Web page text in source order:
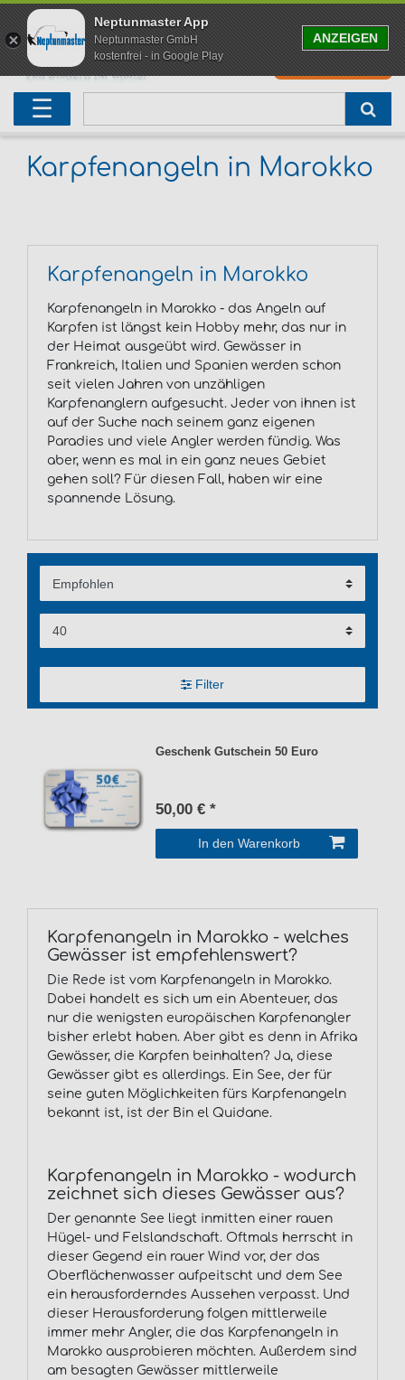
☰
Karpfenangeln in Marokko
Karpfenangeln in Marokko
Karpfenangeln in Marokko - das Angeln auf
Karpfen ist längst kein Hobby mehr, das nur in
der Heimat ausgeübt wird. Gewässer in
Frankreich, Italien und Spanien werden schon
seit vielen Jahren von unzähligen
Karpfenanglern aufgesucht. Jeder von ihnen ist
auf der Suche nach seinem ganz eigenen
Paradies und viele Angler werden fündig. Was
aber, wenn es mal in ein ganz neues Gebiet
gehen soll? Für diesen Fall, haben wir eine
spannende Lösung.
Filter
Geschenk Gutschein 50 Euro
50,00 € *
In den Warenkorb
Karpfenangeln in Marokko - welches
Gewässer ist empfehlenswert?
Die Rede ist vom Karpfenangeln in Marokko.
Dabei handelt es sich um ein Abenteuer, das
nur die wenigsten europäischen Karpfenangler
bisher erlebt haben. Aber gibt es denn in Afrika
Gewässer, die Karpfen beinhalten? Ja, diese
Gewässer gibt es allerdings. Ein See, der für
seine guten Möglichkeiten fürs Karpfenangeln
bekannt ist, ist der Bin el Quidane.
Karpfenangeln in Marokko - wodurch
zeichnet sich dieses Gewässer aus?
Der genannte See liegt inmitten einer rauen
Hügel- und Felslandschaft. Oftmals herrscht in
dieser Gegend ein rauer Wind vor, der das
Oberflächenwasser aufpeitscht und dem See
ein herausforderndes Aussehen verpasst. Und
dieser Herausforderung folgen mittlerweile
immer mehr Angler, die das Karpfenangeln in
Marokko ausprobieren möchten. Außerdem sind
am besagten Gewässer mittlerweile
Neu eingetroffen
Angelset
Geschenke für Angler
Karpfenruten
Freilaufrollen
Karpfenmontagen
Abhakmatte
weitere
Raubfischrute
Köderfischrute
Köderfischsenke
weitere
Forellenruten
Forellenposen
Forellenköder
Wallerruten
Wallerrolle
Wallerköder
Meeresruten
Meeresrollen
Meerforellenköder
Matchruten
Feederrollen
Futterkorb
Trollingruten
Bootsrutenhalter
weitere
FOX
Westin Fishing
Zeck Fishing
weitere
Neptunmaster App
Neptunmaster GmbH
kostenfrei - in Google Play
ANZEIGEN